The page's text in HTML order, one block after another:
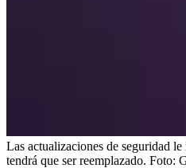
Las actualizaciones de seguridad
tendrá que ser reemplazado. Foto: